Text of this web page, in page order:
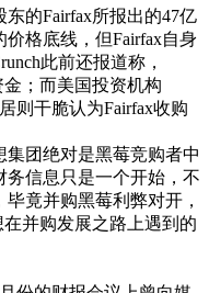
的Fairfax所报出的47亿
格底线，但Fairfax自身
此前还报道称，
；而美国投资机构
则干脆认为Fairfax收购
团绝对是黑莓竞购者中
信息只是一个开始，不
竟并购黑莓利弊对开，
在并购发展之路上遇到的